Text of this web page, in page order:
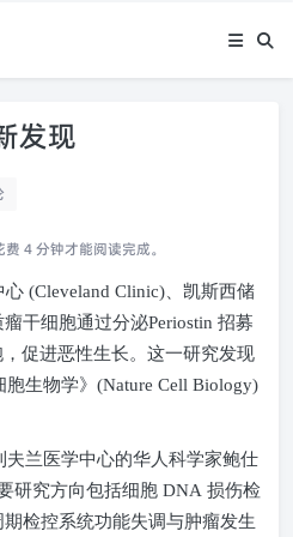
发现
4 分钟才能阅读完成。
心 (Cleveland Clinic) 、凯斯西储
干细胞通过分泌Periostin 招募
促进恶性生长。这一研究发现
生物学》 (Nature Cell Biology)
夫兰医学中心的华人科学家鲍仕
研究方向包括细胞 DNA 损伤检
检控系统功能失调与肿瘤发生